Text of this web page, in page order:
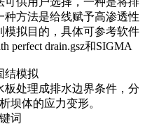
方法是给线赋予高渗透性
模拟目的，具体可参考软件
perfect drain.gsz和SIGMA
结模拟
处理成排水边界条件，分
坝体的应力变形。